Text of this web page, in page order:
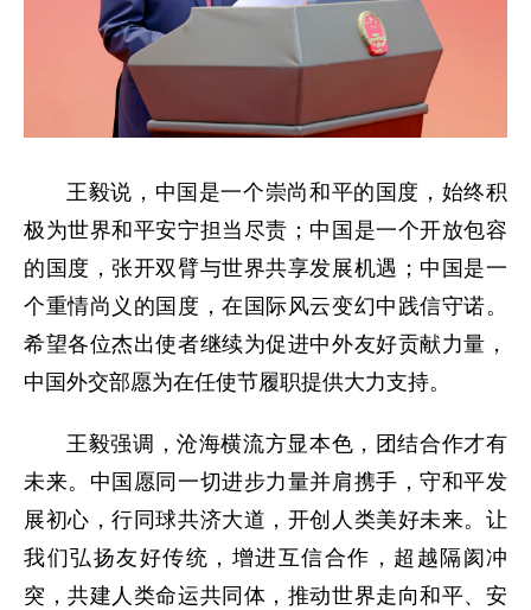
王毅说，中国是一个崇尚和平的国度，始终积
极为世界和平安宁担当尽责；中国是一个开放包容
的国度，张开双臂与世界共享发展机遇；中国是一
个重情尚义的国度，在国际风云变幻中践信守诺。
希望各位杰出使者继续为促进中外友好贡献力量，
中国外交部愿为在任使节履职提供大力支持。
王毅强调，沧海横流方显本色，团结合作才有
未来。中国愿同一切进步力量并肩携手，守和平发
展初心，行同球共济大道，开创人类美好未来。让
我们弘扬友好传统，增进互信合作，超越隔阂冲
突，共建人类命运共同体，推动世界走向和平、安